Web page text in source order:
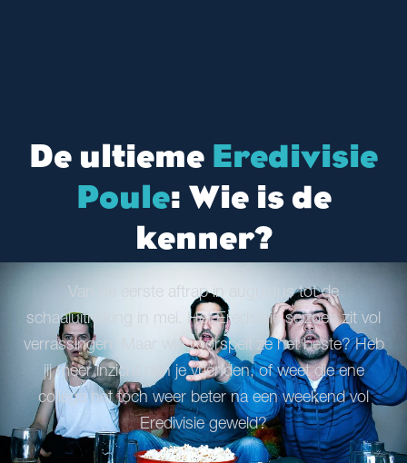
De ultieme Eredivisie
Poule: Wie is de
kenner?
Van de eerste aftrap in augustus tot de
schaaluitreiking in mei. Het Eredivisie seizoen zit vol
verrassingen. Maar wie voorspelt ze het beste? Heb
jij meer inzicht dan je vrienden, of weet die ene
collega het toch weer beter na een weekend vol
Eredivisie geweld?